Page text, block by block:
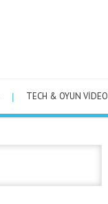
TECH & OYUN VIDEO